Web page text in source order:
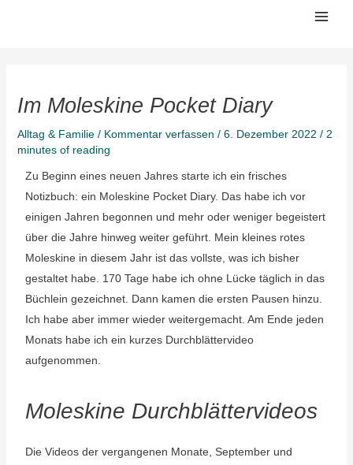
Im Moleskine Pocket Diary
Alltag & Familie/ Kommentar verfassen / 6. Dezember 2022 / 2
minutes of reading
Zu Beginn eines neuen Jahres starte ich ein frisches
Notizbuch: ein Moleskine Pocket Diary. Das habe ich vor
einigen Jahren begonnen und mehr oder weniger begeistert
über die Jahre hinweg weiter geführt. Mein kleines rotes
Moleskine in diesem Jahr ist das vollste, was ich bisher
gestaltet habe. 170 Tage habe ich ohne Lücke täglich in das
Büchlein gezeichnet. Dann kamen die ersten Pausen hinzu.
Ich habe aber immer wieder weitergemacht. Am Ende jeden
Monats habe ich ein kurzes Durchblättervideo
aufgenommen.
Moleskine Durchblättervideos
Die Videos der vergangenen Monate, September und